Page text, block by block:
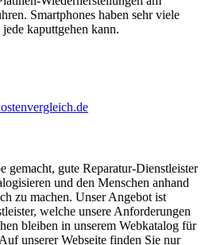
Smartphones haben sehr viele
kaputtgehen kann.
gemacht, gute Reparatur-Dienstleister
und den Menschen anhand
zu machen. Unser Angebot ist
welche unsere Anforderungen
bleiben in unserem Webkatalog für
unserer Webseite finden Sie nur